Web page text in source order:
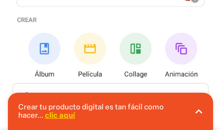
En Hotmart puedes crear tu producto digital
Crear tu producto digital es tan fácil como
hacer... clic aquí